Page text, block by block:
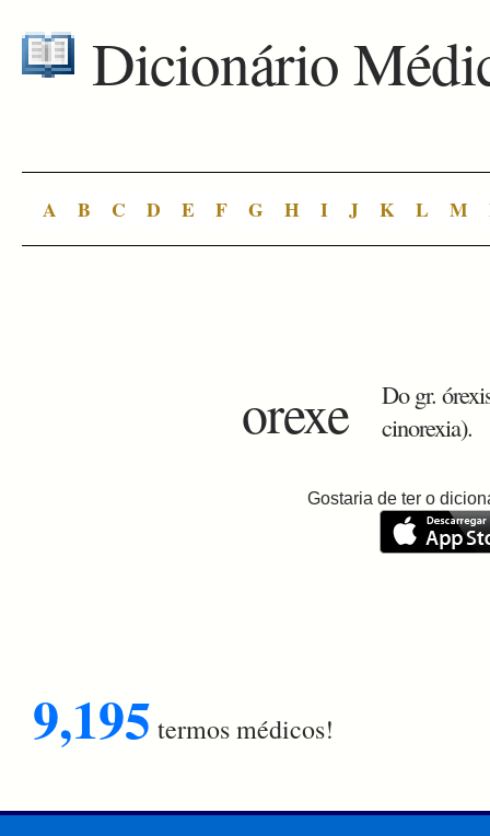
Dicionário
A B C D E F G H I J K L M
orexe
Do gr.
cinorexia).
Gostaria de ter o
9,195 termos médicos!